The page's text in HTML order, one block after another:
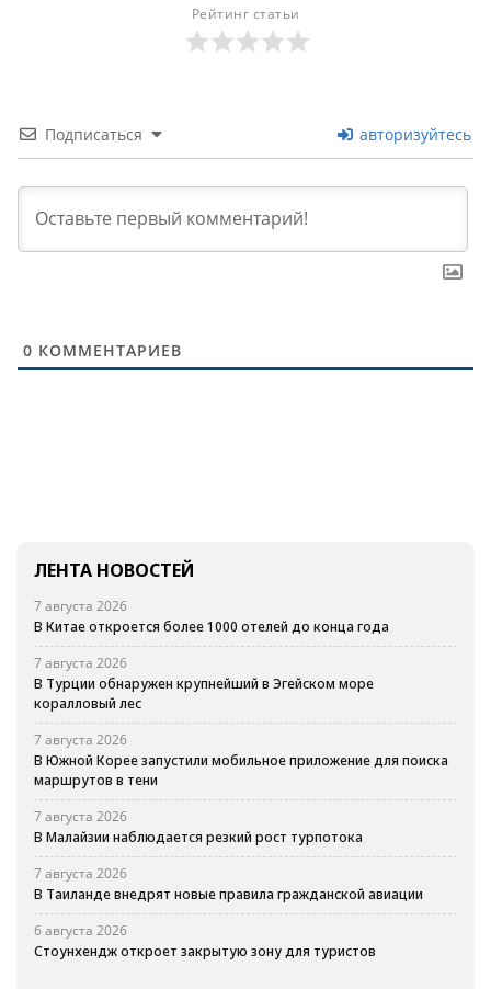
Рейтинг статьи
Подписаться авторизуйтесь
0 КОММЕНТАРИЕВ
ЛЕНТА НОВОСТЕЙ
7 августа 2026
В Китае откроется более 1000 отелей до конца года
7 августа 2026
В Турции обнаружен крупнейший в Эгейском море
коралловый лес
7 августа 2026
В Южной Корее запустили мобильное приложение для поиска
маршрутов в тени
7 августа 2026
В Малайзии наблюдается резкий рост турпотока
7 августа 2026
В Таиланде внедрят новые правила гражданской авиации
6 августа 2026
Стоунхендж откроет закрытую зону для туристов